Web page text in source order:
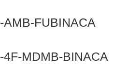
-AMB-FUBINACA
-4F-MDMB-BINACA